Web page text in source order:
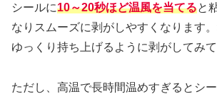
シールに10～20秒ほど温風を当てると
なりスムーズに剥がしやすくなります
ゆっくり持ち上げるように剥がしてみて
ただし、高温で長時間温めすぎるとシ